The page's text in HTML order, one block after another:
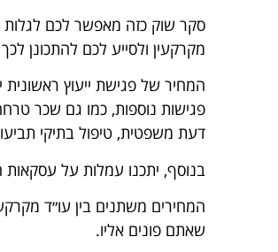
סקר שוק כזה מאפשר לכם לגלות
מקרקעין ולסייע לכם להתכונן
פגישות נוספות, כמו גם שכר
דעת משפטית, טיפול בתיקי
בנוסף, יתכנו עמלות על עסקאות
המחירים משתנים בין עו״ד
שאתם פונים אליו.